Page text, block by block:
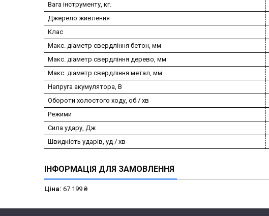
Вага інструменту, кг.
Джерело живлення
Клас
Макс. діаметр свердління бетон, мм
Макс. діаметр свердління дерево, мм
Макс. діаметр свердління метал, мм
Напруга акумулятора, В
Обороти холостого ходу, об / хв
Режими
Сила удару, Дж
Швидкість ударів, уд / хв
ІНФОРМАЦІЯ ДЛЯ ЗАМОВЛЕННЯ
Ціна: 67 199 ₴